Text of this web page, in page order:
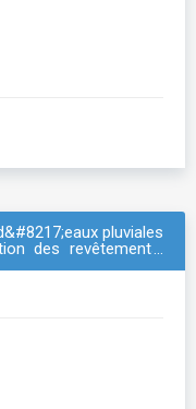
pluviales
des revêtements,